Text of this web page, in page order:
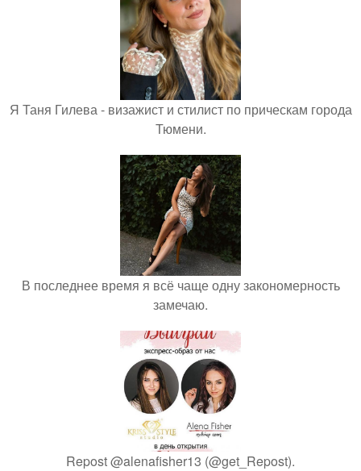
Я Таня Гилева - визажист и стилист по прическам города
Тюмени.
В последнее время я всё чаще одну закономерность
замечаю.
Repost @alenafisher13 (@get_Repost).